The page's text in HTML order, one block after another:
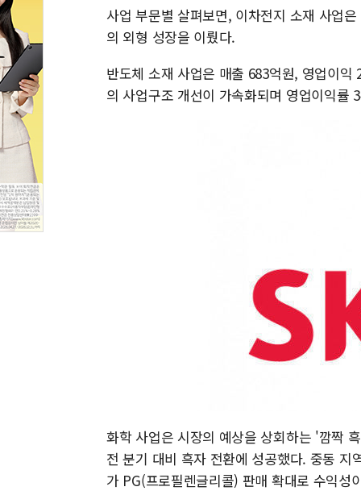
사업 부문별 살펴보면, 이차전지 소재 사업
의 외형 성장을 이뤘다.
반도체 소재 사업은 매출 683억원, 영업이
의 사업구조 개선이 가속화되며 영업이익률
화학 사업은 시장의 예상을 상회하는 '깜짝
전 분기 대비 흑자 전환에 성공했다. 중동
가 PG(프로필렌글리콜) 판매 확대로 수익성